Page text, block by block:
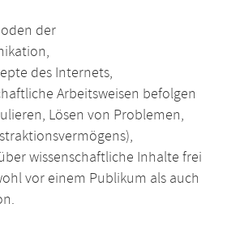
der
des Internets,
Arbeitsweisen befolgen
Lösen von Problemen,
wissenschaftliche Inhalte frei
vor einem Publikum als auch